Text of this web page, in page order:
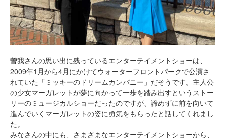
曽我さんの思い出に残っているエンターテイメントショーは、
2009年1月から4月にかけてウォーターフロントパークで公演さ
れていた「ミッキーのドリームカンパニー」だそうです。主人公
の少女マーガレットが夢に向かって一歩を踏み出すというストー
リーのミュージカルショーだったのですが、諦めずに前を向いて
進んでいくマーガレットの姿に勇気をもらったと話してくれまし
た。
みなさんの中にも、さまざまなエンターテイメントショーから、